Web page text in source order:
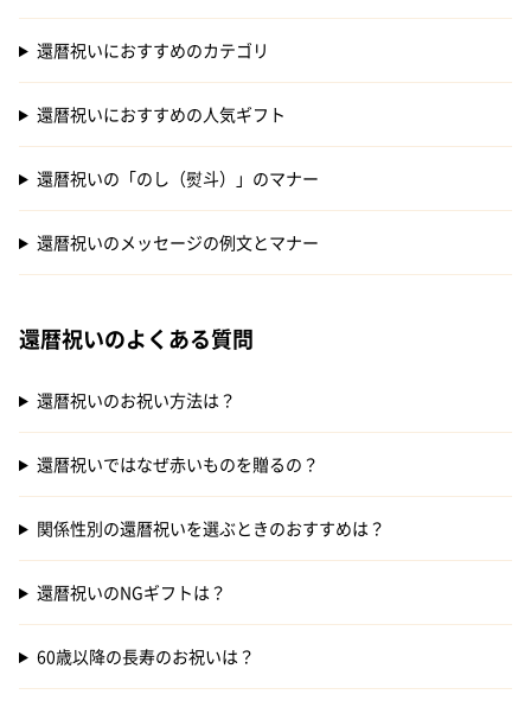
還暦祝いにおすすめのカテゴリ
還暦祝いにおすすめの人気ギフト
還暦祝いの「のし（熨斗）」のマナー
還暦祝いのメッセージの例文とマナー
還暦祝いのよくある質問
還暦祝いのお祝い方法は？
還暦祝いではなぜ赤いものを贈るの？
関係性別の還暦祝いを選ぶときのおすすめは？
還暦祝いのNGギフトは？
60歳以降の長寿のお祝いは？